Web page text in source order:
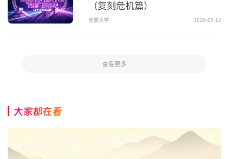
（复刻危机篇）
安徽大学 2026-05-12
查看更多
大家都在看